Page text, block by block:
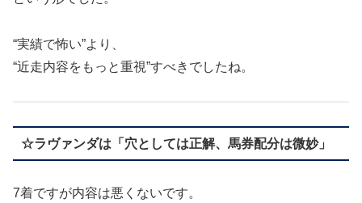
“実績で怖い”より、
“近走内容をもっと重視”すべきでしたね。
☆ラヴァンダは「穴としては正解、馬券配分は微妙」
7着ですが内容は悪くないです。